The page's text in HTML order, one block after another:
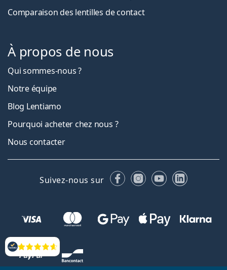
Évaluation
Comparaison des lentilles de contact
À propos de nous
Qui sommes-nous ?
Notre équipe
Blog Lentiamo
Pourquoi acheter chez nous ?
Nous contacter
Suivez-nous sur FacebookInstagram
YouTubeLinkedIn